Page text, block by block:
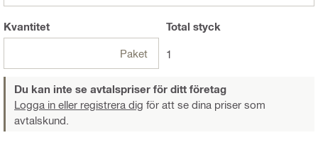
Kvantitet
Paket
Total styck
1
Du kan inte se avtalspriser för ditt företag
Logga in eller registrera dig för att se dina priser som
avtalskund.